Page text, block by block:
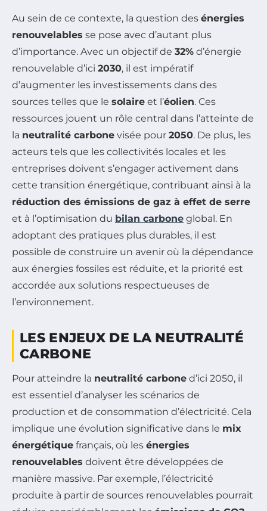
Au sein de ce contexte, la question des énergies
renouvelables se pose avec d’autant plus
d’importance. Avec un objectif de 32% d’énergie
renouvelable d’ici 2030, il est impératif
d’augmenter les investissements dans des
sources telles que le solaire et l’éolien. Ces
ressources jouent un rôle central dans l’atteinte de
la neutralité carbone visée pour 2050. De plus, les
acteurs tels que les collectivités locales et les
entreprises doivent s’engager activement dans
cette transition énergétique, contribuant ainsi à la
réduction des émissions de gaz à effet de serre
et à l’optimisation du bilan carbone global. En
adoptant des pratiques plus durables, il est
possible de construire un avenir où la dépendance
aux énergies fossiles est réduite, et la priorité est
accordée aux solutions respectueuses de
l’environnement.
LES ENJEUX DE LA NEUTRALITÉ
CARBONE
Pour atteindre la neutralité carbone d’ici 2050, il
est essentiel d’analyser les scénarios de
production et de consommation d’électricité. Cela
implique une évolution significative dans le mix
énergétique français, où les énergies
renouvelables doivent être développées de
manière massive. Par exemple, l’électricité
produite à partir de sources renouvelables pourrait